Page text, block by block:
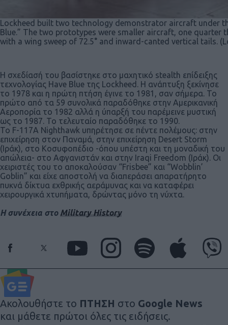
Lockheed built two technology demonstrator aircraft under
Blue.” The two prototypes were smaller aircraft, one quarter
with a wing sweep of 72.5° and inward-canted vertical tails.
Η σχεδίασή του βασίστηκε στο μαχητικό stealth επίδειξης
τεχνολογίας Have Blue της Lockheed. Η ανάπτυξη ξεκίνησε
το 1978 και η πρώτη πτήση έγινε το 1981, σαν σήμερα. Το
πρώτο από τα 59 συνολικά παραδόθηκε στην Αμερικανική
Αεροπορία το 1982 αλλά η ύπαρξή του παρέμεινε μυστική
ως το 1987. Το τελευταίο παραδόθηκε το 1990.
Το F-117A Nighthawk υπηρέτησε σε πέντε πολέμους: στην
επιχείρηση στον Παναμά, στην επιχείρηση Desert Storm
(Ιράκ), στο Κοσυφοπέδιο -όπου υπέστη και τη μοναδική του
απώλεια- στο Αφγανιστάν και στην Iraqi Freedom (Ιράκ). Οι
χειριστές του το αποκαλούσαν “Frisbee” και “Wobblin’
Goblin” και είχε αποστολή να διαπεράσει απαρατήρητο
πυκνά δίκτυα εχθρικής αεράμυνας και να καταφέρει
χειρουργικά χτυπήματα, δρώντας μόνο τη νύχτα.
Η συνέχεια στο Military History
Ακολουθήστε το ΠΤΗΣΗ στο Google News
και μάθετε πρώτοι όλες τις ειδήσεις.